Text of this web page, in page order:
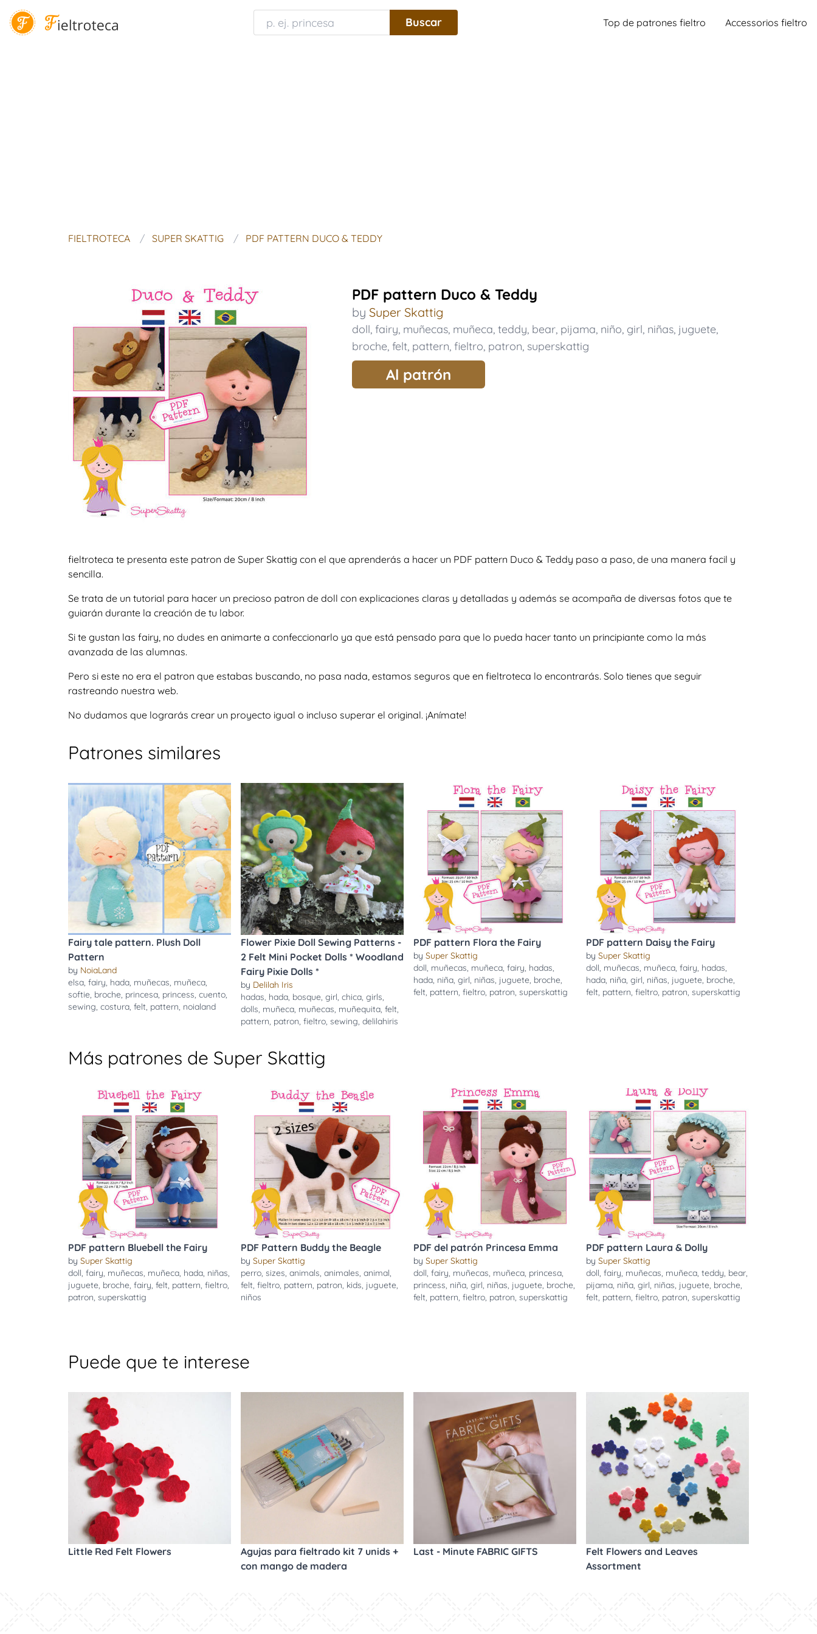
Top de patrones fieltro Accessorios fieltro
FIELTROTECA SUPER SKATTIG PDF PATTERN DUCO & TEDDY
PDF pattern Duco & Teddy
by Super Skattig
doll, fairy, muñecas, muñeca, teddy, bear, pijama, niño, girl, niñas, juguete,
broche, felt, pattern, fieltro, patron, superskattig
Al patrón
fieltroteca te presenta este patron de Super Skattig con el que aprenderás a hacer un PDF pattern Duco & Teddy paso a paso, de una manera facil y
sencilla.
Se trata de un tutorial para hacer un precioso patron de doll con explicaciones claras y detalladas y además se acompaña de diversas fotos que te
guiarán durante la creación de tu labor.
Si te gustan las fairy, no dudes en animarte a confeccionarlo ya que está pensado para que lo pueda hacer tanto un principiante como la más
avanzada de las alumnas.
Pero si este no era el patron que estabas buscando, no pasa nada, estamos seguros que en fieltroteca lo encontrarás. Solo tienes que seguir
rastreando nuestra web.
No dudamos que lograrás crear un proyecto igual o incluso superar el original. ¡Anímate!
Patrones similares
Fairy tale pattern. Plush Doll
Pattern
by NoiaLand
elsa, fairy, hada, muñecas, muñeca,
softie, broche, princesa, princess, cuento,
sewing, costura, felt, pattern, noialand
Flower Pixie Doll Sewing Patterns -
2 Felt Mini Pocket Dolls * Woodland
Fairy Pixie Dolls *
by Delilah Iris
hadas, hada, bosque, girl, chica, girls,
dolls, muñeca, muñecas, muñequita, felt,
pattern, patron, fieltro, sewing, delilahiris
PDF pattern Flora the Fairy
by Super Skattig
doll, muñecas, muñeca, fairy, hadas,
hada, niña, girl, niñas, juguete, broche,
felt, pattern, fieltro, patron, superskattig
PDF pattern Daisy the Fairy
by Super Skattig
doll, muñecas, muñeca, fairy, hadas,
hada, niña, girl, niñas, juguete, broche,
felt, pattern, fieltro, patron, superskattig
Más patrones de Super Skattig
PDF pattern Bluebell the Fairy
by Super Skattig
doll, fairy, muñecas, muñeca, hada, niñas,
juguete, broche, fairy, felt, pattern, fieltro,
patron, superskattig
PDF Pattern Buddy the Beagle
by Super Skattig
perro, sizes, animals, animales, animal,
felt, fieltro, pattern, patron, kids, juguete,
niños
PDF del patrón Princesa Emma
by Super Skattig
doll, fairy, muñecas, muñeca, princesa,
princess, niña, girl, niñas, juguete, broche,
felt, pattern, fieltro, patron, superskattig
PDF pattern Laura & Dolly
by Super Skattig
doll, fairy, muñecas, muñeca, teddy, bear,
pijama, niña, girl, niñas, juguete, broche,
felt, pattern, fieltro, patron, superskattig
Puede que te interese
Little Red Felt Flowers
Agujas para fieltrado kit 7 unids +
con mango de madera
Last - Minute FABRIC GIFTS
Felt Flowers and Leaves
Assortment